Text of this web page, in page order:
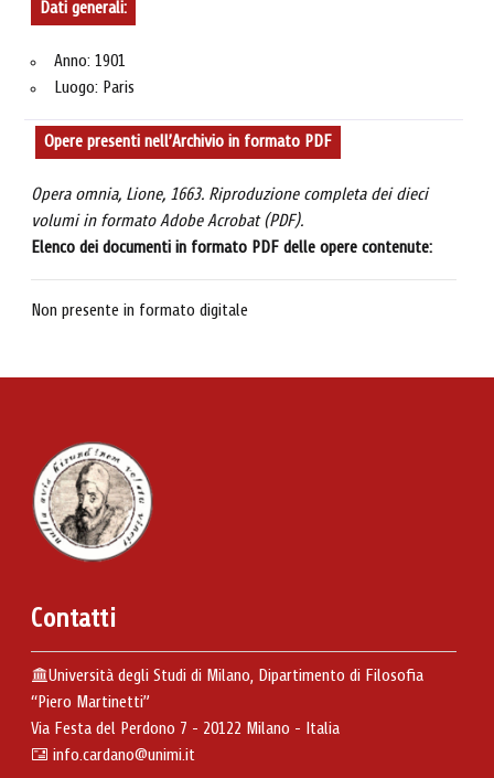
Dati generali:
Anno: 1901
Luogo: Paris
Opere presenti nell’Archivio in formato PDF
Opera omnia, Lione, 1663. Riproduzione completa dei dieci
volumi in formato Adobe Acrobat (PDF).
Elenco dei documenti in formato PDF delle opere contenute:
Non presente in formato digitale
Contatti
Università degli Studi di Milano, Dipartimento di Filosofia
“Piero Martinetti”
Via Festa del Perdono 7 - 20122 Milano - Italia
info.cardano@unimi.it